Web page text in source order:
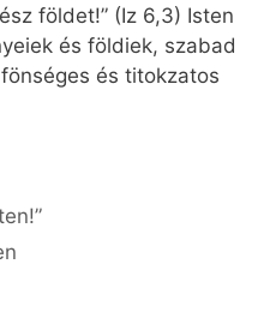
földet!” (Iz 6,3) Isten
és földiek, szabad
és titokzatos